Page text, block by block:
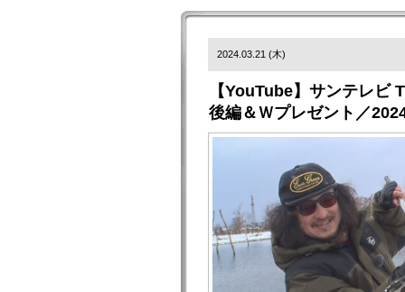
2024.03.21 (木)
【YouTube】サンテレビ
後編＆Ｗプレゼント／